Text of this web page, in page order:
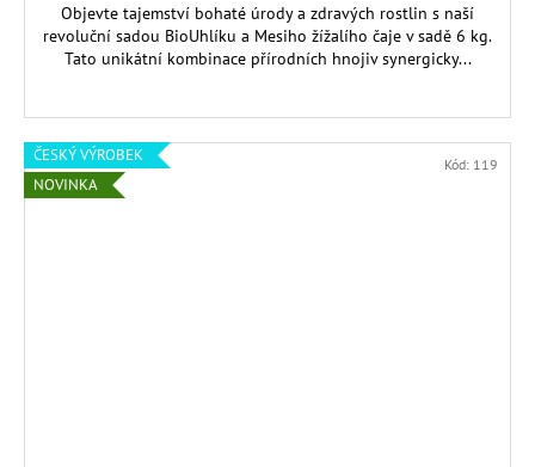
Objevte tajemství bohaté úrody a zdravých rostlin s naší
revoluční sadou BioUhlíku a Mesiho žížalího čaje v sadě 6 kg.
Tato unikátní kombinace přírodních hnojiv synergicky...
ČESKÝ VÝROBEK
NOVINKA
Kód: 119